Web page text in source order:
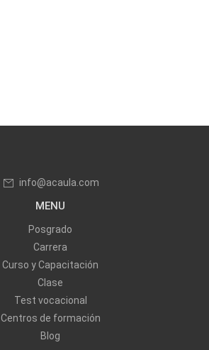
info@acaula.com
MENU
Posgrado
Carrera
Curso y Capacitación
Clase
Test vocacional
Centros de formación
Blog